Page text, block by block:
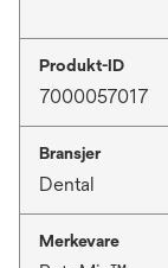
Produkt-ID
7000057017
Bransjer
Dental
Merkevare